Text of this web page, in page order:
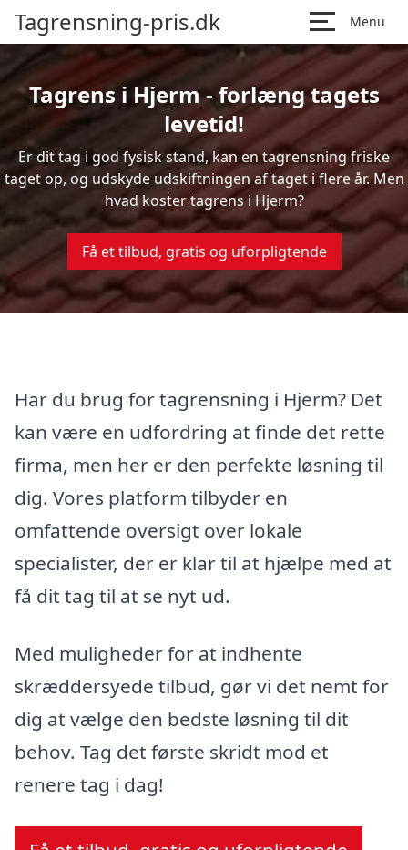
Tagrensning-pris.dk Menu
Tagrens i Hjerm - forlæng tagets
levetid!
Er dit tag i god fysisk stand, kan en tagrensning friske
taget op, og udskyde udskiftningen af taget i flere år. Men
hvad koster tagrens i Hjerm?
Få et tilbud, gratis og uforpligtende
Har du brug for tagrensning i Hjerm? Det
kan være en udfordring at finde det rette
firma, men her er den perfekte løsning til
dig. Vores platform tilbyder en
omfattende oversigt over lokale
specialister, der er klar til at hjælpe med at
få dit tag til at se nyt ud.
Med muligheder for at indhente
skræddersyede tilbud, gør vi det nemt for
dig at vælge den bedste løsning til dit
behov. Tag det første skridt mod et
renere tag i dag!